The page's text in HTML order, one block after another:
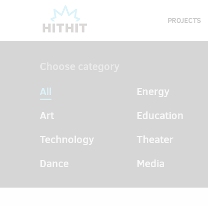
PROJECTS
All
Energy
Art
Education
Technology
Theater
Dance
Media